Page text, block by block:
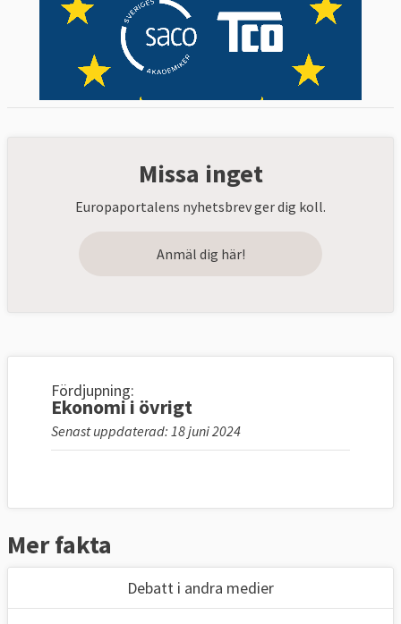
Missa inget
Europaportalens nyhetsbrev ger dig koll.
Anmäl dig här!
Fördjupning:
Ekonomi i övrigt
Senast uppdaterad: 18 juni 2024
Mer fakta
Debatt i andra medier